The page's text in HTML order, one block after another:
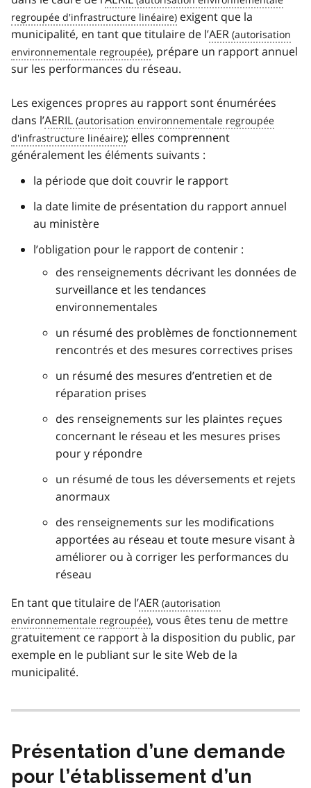
exigent que la
municipalité, en tant que titulaire de l’AER
, prépare un rapport annuel
sur les performances du réseau.
Les exigences propres au rapport sont énumérées
dans l’AERIL
; elles comprennent
généralement les éléments suivants :
la période que doit couvrir le rapport
la date limite de présentation du rapport annuel
au ministère
l’obligation pour le rapport de contenir :
des renseignements décrivant les données de
surveillance et les tendances
environnementales
un résumé des problèmes de fonctionnement
rencontrés et des mesures correctives prises
un résumé des mesures d’entretien et de
réparation prises
des renseignements sur les plaintes reçues
concernant le réseau et les mesures prises
pour y répondre
un résumé de tous les déversements et rejets
anormaux
des renseignements sur les modifications
apportées au réseau et toute mesure visant à
améliorer ou à corriger les performances du
réseau
En tant que titulaire de l’AER
, vous êtes tenu de mettre
gratuitement ce rapport à la disposition du public, par
exemple en le publiant sur le site Web de la
municipalité.
Présentation d’une demande
pour l’établissement d’un